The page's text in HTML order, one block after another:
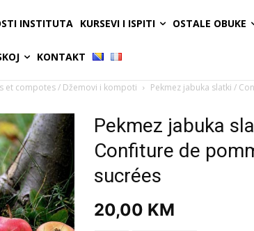
INSTITUTA KURSEVI I ISPITI OSTALE OBUKE
KONTAKT
et compotes / Džemovi i kompoti
Pekmez jabuka slatki /
Pekmez jabuka
Confiture de
sucrées
20,00 KM